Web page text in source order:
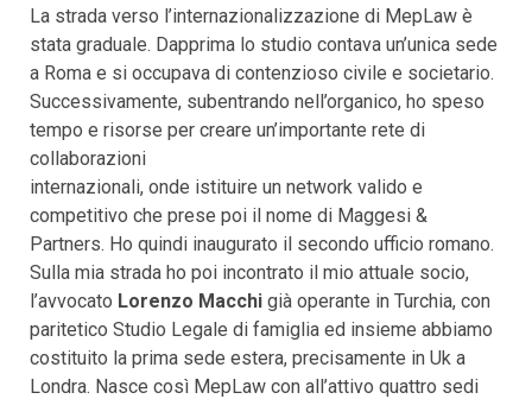
La strada verso l’internazionalizzazione di MepLaw è
stata graduale. Dapprima lo studio contava un’unica sede
a Roma e si occupava di contenzioso civile e societario.
Successivamente, subentrando nell’organico, ho speso
tempo e risorse per creare un’importante rete di
collaborazioni
internazionali, onde istituire un network valido e
competitivo che prese poi il nome di Maggesi &
Partners. Ho quindi inaugurato il secondo ufficio romano.
Sulla mia strada ho poi incontrato il mio attuale socio,
l’avvocato Lorenzo Macchi già operante in Turchia, con
paritetico Studio Legale di famiglia ed insieme abbiamo
costituito la prima sede estera, precisamente in Uk a
Londra. Nasce così MepLaw con all’attivo quattro sedi